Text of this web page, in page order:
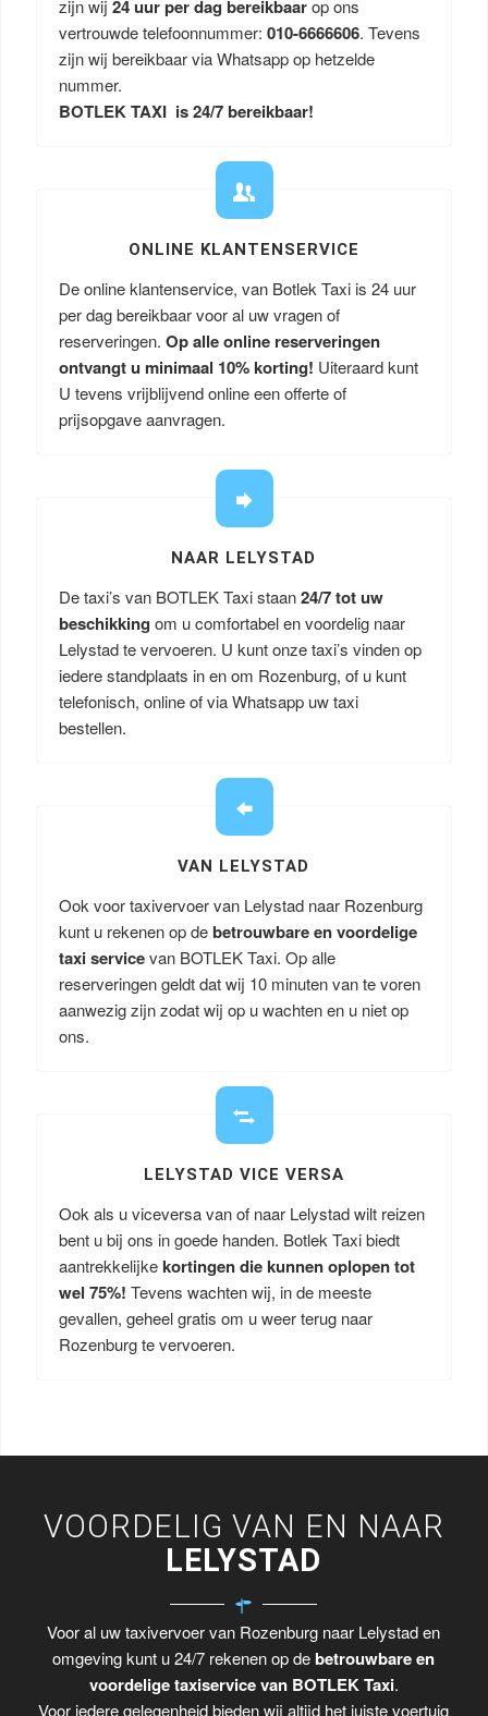
zijn wij 24 uur per dag bereikbaarop ons
vertrouwde telefoonnummer: 010-6666606. Tevens
zijn wij bereikbaar via Whatsapp op hetzelde
nummer.
BOTLEK TAXI is 24/7 bereikbaar!
ONLINE KLANTENSERVICE
De online klantenservice, van Botlek Taxi is 24 uur
per dag bereikbaar voor al uw vragen of
reserveringen. Op alle online reserveringen
ontvangt u minimaal 10% korting! Uiteraard kunt
U tevens vrijblijvend online een offerte of
prijsopgave aanvragen.
NAAR LELYSTAD
De taxi’s van BOTLEK Taxi staan24/7 tot uw
beschikking om u comfortabel en voordelig naar
Lelystad te vervoeren. U kunt onze taxi’s vinden op
iedere standplaats in en om Rozenburg, of u kunt
telefonisch, online of via Whatsapp uw taxi
bestellen.
VAN LELYSTAD
Ook voor taxivervoer van Lelystad naar Rozenburg
kunt u rekenen op debetrouwbare en voordelige
taxi servicevan BOTLEK Taxi. Op alle
reserveringen geldt dat wij 10 minuten van te voren
aanwezig zijn zodat wij op u wachten en u niet op
ons.
LELYSTAD VICE VERSA
Ook als u viceversa van of naar Lelystad wilt reizen
bent u bij ons in goede handen. Botlek Taxi biedt
aantrekkelijkekortingen die kunnen oplopen tot
wel 75%! Tevens wachten wij, in de meeste
gevallen, geheel gratis om u weer terug naar
Rozenburg te vervoeren.
VOORDELIG VAN EN NAAR
LELYSTAD
Voor al uw taxivervoer van Rozenburg naar Lelystad en
omgeving kunt u 24/7 rekenen op debetrouwbare en
voordelige taxiservice van BOTLEK Taxi.
Voor iedere gelegenheid bieden wij altijd het juiste voertuig